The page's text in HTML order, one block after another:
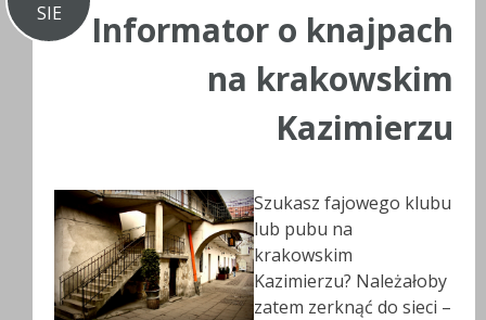
SIE
Informator o knajpach
na krakowskim
Kazimierzu
Szukasz fajowego klubu
lub pubu na
krakowskim
Kazimierzu? Należałoby
zatem zerknąć do sieci –